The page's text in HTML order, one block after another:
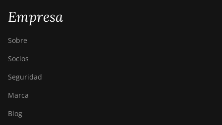
Empresa
Sobre
Socios
Seguridad
Marca
Blog